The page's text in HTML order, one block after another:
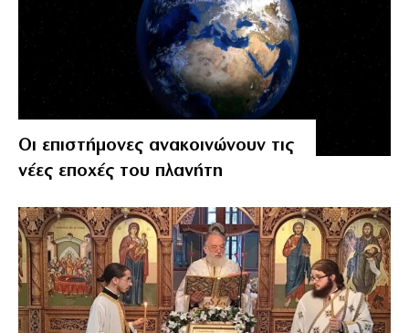
Οι επιστήμονες ανακοινώνουν τις
νέες εποχές του πλανήτη